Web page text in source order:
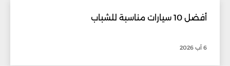
أفضل 10 سيارات مناسبة للشباب
6 آب 2026